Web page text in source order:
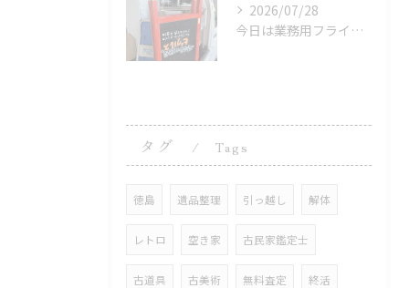
2026/07/28
今日は業務用フライヤーや冷凍庫、16畳用クーラー、冷蔵庫、洗...
タグ Tags
徳島 遺品整理 引っ越し 解体
レトロ 空き家 古民家鑑定士
古道具 古美術 無料査定 終活